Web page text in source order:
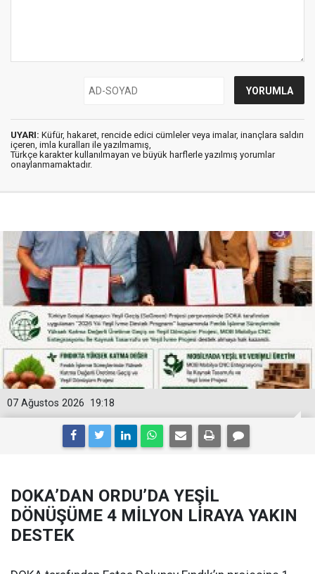
UYARI: Küfür, hakaret, rencide edici cümleler veya imalar, inançlara saldırı
içeren, imla kuralları ile yazılmamış,
Türkçe karakter kullanılmayan ve büyük harflerle yazılmış yorumlar
onaylanmamaktadır.
19:18
07 Ağustos 2026
DOKA’DAN ORDU’DA YEŞİL
DÖNÜŞÜME 4 MİLYON LİRAYA YAKIN
DESTEK